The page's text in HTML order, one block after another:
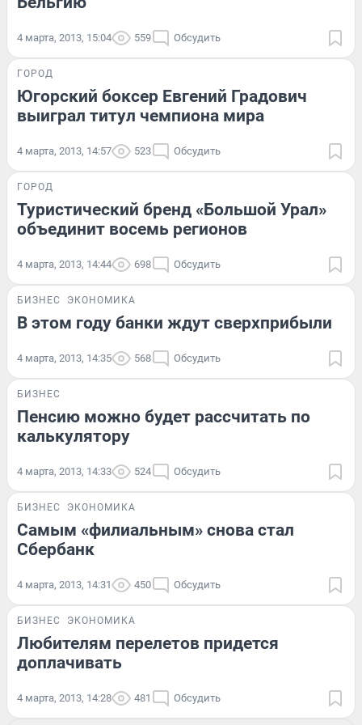
4 марта, 2013, 15:04 559 Обсудить
ГОРОД
Югорский боксер Евгений Градович
выиграл титул чемпиона мира
4 марта, 2013, 14:57 523 Обсудить
ГОРОД
Туристический бренд «Большой Урал»
объединит восемь регионов
4 марта, 2013, 14:44 698 Обсудить
БИЗНЕС ЭКОНОМИКА
В этом году банки ждут сверхприбыли
4 марта, 2013, 14:35 568 Обсудить
БИЗНЕС
Пенсию можно будет рассчитать по
калькулятору
4 марта, 2013, 14:33 524 Обсудить
БИЗНЕС ЭКОНОМИКА
Самым «филиальным» снова стал
Сбербанк
4 марта, 2013, 14:31 450 Обсудить
БИЗНЕС ЭКОНОМИКА
Любителям перелетов придется
доплачивать
4 марта, 2013, 14:28 481 Обсудить